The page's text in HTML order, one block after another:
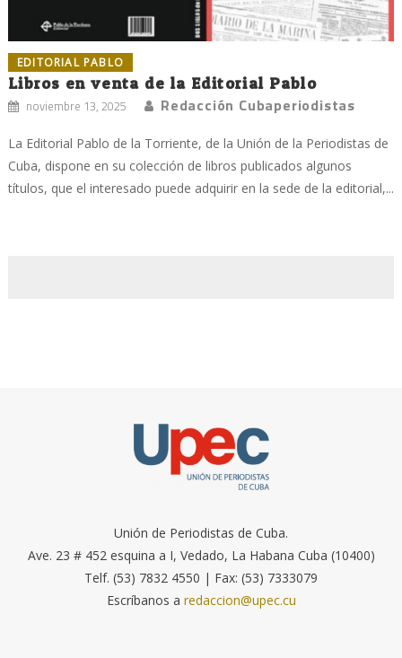
EDITORIAL PABLO
Libros en venta de la Editorial Pablo
noviembre 13, 2025 Redacción Cubaperiodistas
La Editorial Pablo de la Torriente, de la Unión de la Periodistas de
Cuba, dispone en su colección de libros publicados algunos
títulos, que el interesado puede adquirir en la sede de la editorial,...
Unión de Periodistas de Cuba.
Ave. 23 # 452 esquina a I, Vedado, La Habana Cuba (10400)
Telf. (53) 7832 4550 | Fax: (53) 7333079
Escríbanos a redaccion@upec.cu